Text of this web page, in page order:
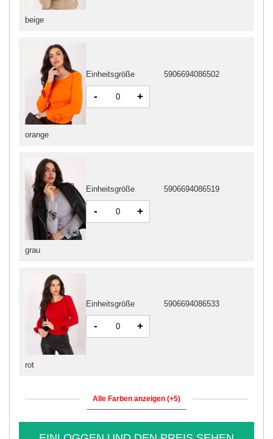
orange
Einheitsgröße 5906694086502
- +
grau
Einheitsgröße 5906694086519
- +
rot
Einheitsgröße 5906694086533
- +
beige
Alle Farben anzeigen (+5)